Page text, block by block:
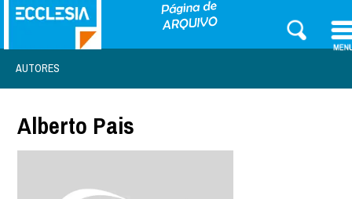
AUTORES
Alberto Pais